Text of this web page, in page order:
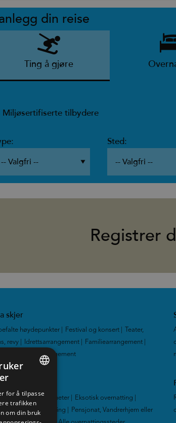
din reise
Ting å gjøre
Miljøsertifiserte tilbydere
Sted:
Registrer
skjer
høydepunkter Festival og konsert
Teater,
revy
Idrettsarrangement Familiearrangement
Alle arrangement
Hytter og leiligheter Eksotisk overnatting
overnatting
Pensjonat, Vandrerhjem eller
NORWEGIAN
GERMAN
for å tilpasse
trafikken
om din bruk